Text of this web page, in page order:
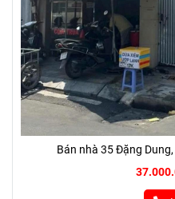
Bán nhà 35 Đặng